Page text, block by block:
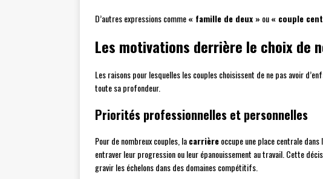
D’autres expressions comme« famille de deux » ou« couple
Les motivations derrière le choix de
Les raisons pour lesquelles les couples choisissent de ne pas avoir
toute sa profondeur.
Priorités professionnelles et personnelles
Pour de nombreux couples, lacarrièreoccupe une place centrale
entraver leur progression ou leur épanouissement au travail. Cette
gravir les échelons dans des domaines compétitifs.